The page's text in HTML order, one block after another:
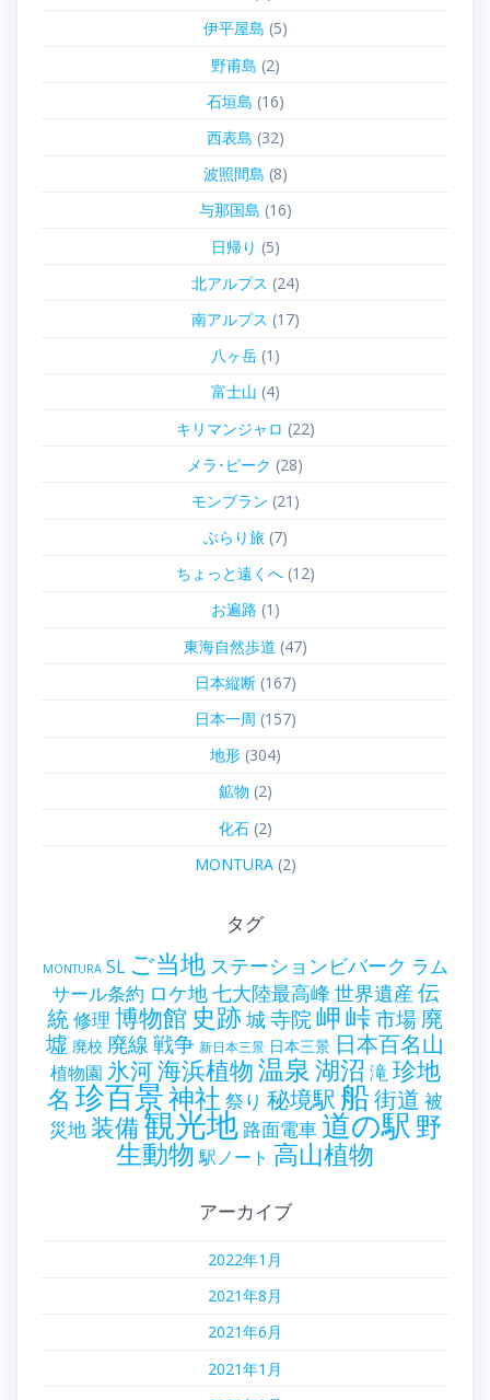
伊平屋島 (5)
野甫島 (2)
石垣島 (16)
西表島 (32)
波照間島 (8)
与那国島 (16)
日帰り (5)
北アルプス (24)
南アルプス (17)
八ヶ岳(1)
富士山 (4)
キリマンジャロ (22)
メラ･ピーク (28)
モンブラン (21)
ぶらり旅(7)
ちょっと遠くへ(12)
お遍路 (1)
東海自然歩道 (47)
日本縦断(167)
日本一周 (157)
地形(304)
鉱物 (2)
化石(2)
MONTURA(2)
タグ
MONTURA SL ご当地 ステーションビバーク ラム
サール条約 ロケ地七大陸最高峰 世界遺産 伝
統修理 博物館 史跡城寺院岬峠市場 廃
墟 廃校 廃線戦争 新日本三景 日本三景 日本百名山
植物園 氷河海浜植物温泉湖沼 滝珍地
名 珍百景神社 祭り 秘境駅 船街道 被
災地装備観光地 路面電車道の駅 野
生動物 駅ノート 高山植物
アーカイブ
2022年1月
2021年8月
2021年6月
2021年1月